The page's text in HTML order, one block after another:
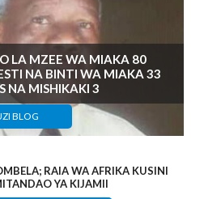
LA MZEE WA MIAKA 80
NA BINTI WA MIAKA 33
NA MISHIKAKI 3
BLOG
RAIA WA AFRIKA KUSINI
YA KIJAMII